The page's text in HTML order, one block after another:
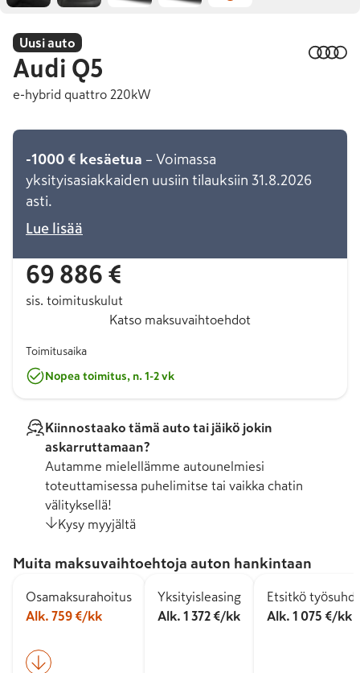
Uusi auto
Audi Q5
e-hybrid quattro 220kW
-1000 € kesäetua – Voimassa
yksityisasiakkaiden uusiin tilauksiin 31.8.2026
asti.
Lue lisää
69 886 €
sis. toimituskulut
Katso maksuvaihtoehdot
Toimitusaika
Nopea toimitus, n. 1-2 vk
Kiinnostaako tämä auto tai jäikö jokin
askarruttamaan?
Autamme mielellämme autounelmiesi
toteuttamisessa puhelimitse tai vaikka chatin
välityksellä!
Kysy myyjältä
Muita maksuvaihtoehtoja auton hankintaan
Osamaksurahoitus
Alk. 759 €/kk
Yksityisleasing
Alk. 1 372 €/kk
Etsitkö
Alk. 1 075 €/kk